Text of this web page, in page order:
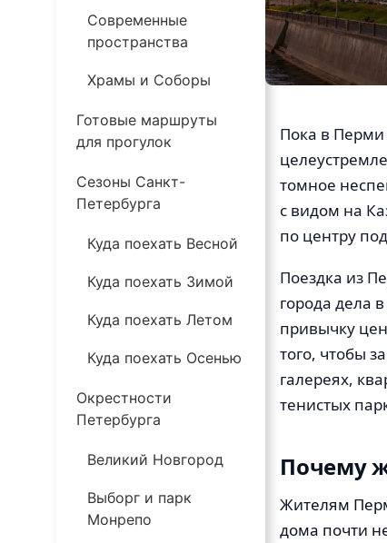
Современные
пространства
Храмы и Соборы
Готовые маршруты
для прогулок
Сезоны Санкт-
Петербурга
Куда поехать Весной
Куда поехать Зимой
Куда поехать Летом
Куда поехать Осенью
Окрестности
Петербурга
Великий Новгород
Выборг и парк
Монрепо
Пока в Перми
томное
с видом на
по центру
Поездка из
города дела
привычку
того, чтобы
галереях,
тенистых
Почему
Жителям
дома почти